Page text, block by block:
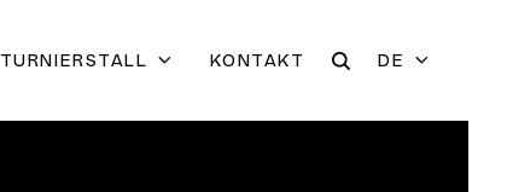
TURNIERSTALL KONTAKT DE